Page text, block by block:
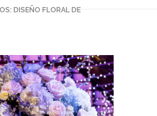
DISEÑO FLORAL DE